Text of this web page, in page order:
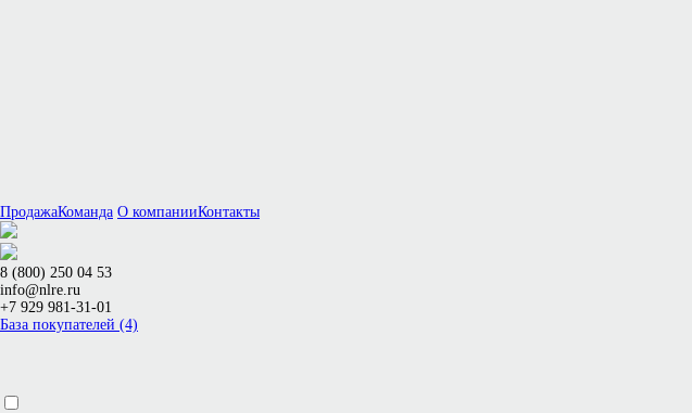
ПродажаКоманда О компанииКонтакты
8 (800) 250 04 53
info@nlre.ru
+7 929 981-31-01
База покупателей (4)